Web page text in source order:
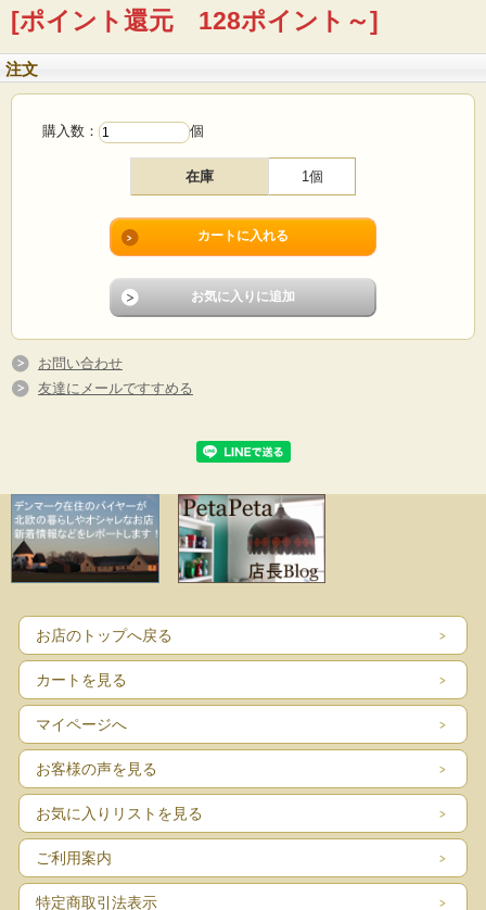
■フォルムデザイン：Ulla Procope（ウラ・プロコッペ）
■サイズ ：Φ9cm、高さ6.5cm
■コンディション：使用感少なく、よいヴィンテージコンディションです。注ぎ口
に薄っすらとした色移りがあります。
[ポイント還元 128ポイント～]
注文
購入数： 個
在庫 1個
お問い合わせ
友達にメールですすめる
お店のトップへ戻る
カートを見る
マイページへ
お客様の声を見る
お気に入りリストを見る
ご利用案内
特定商取引法表示